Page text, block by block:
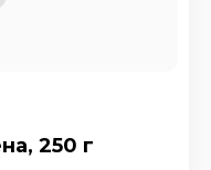
250 г